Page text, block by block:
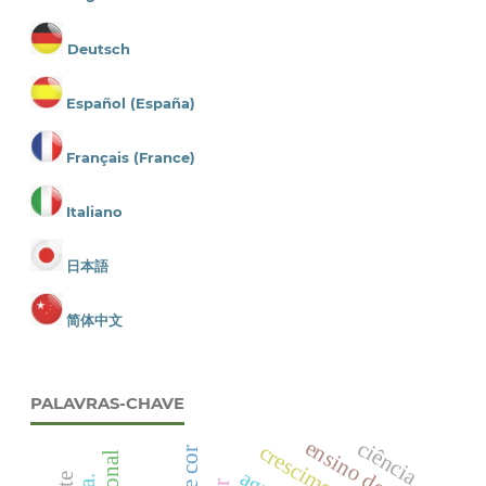
Deutsch
Español (España)
Français (France)
Italiano
日本語
简体中文
PALAVRAS-CHAVE
ciência